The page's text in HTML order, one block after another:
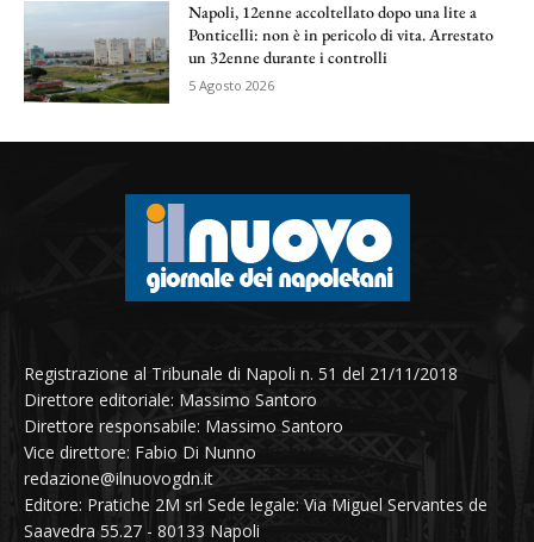
Napoli, 12enne accoltellato dopo una lite a
Ponticelli: non è in pericolo di vita. Arrestato
un 32enne durante i controlli
5 Agosto 2026
Registrazione al Tribunale di Napoli n. 51 del 21/11/2018
Direttore editoriale: Massimo Santoro
Direttore responsabile: Massimo Santoro
Vice direttore: Fabio Di Nunno
redazione@ilnuovogdn.it
Editore: Pratiche 2M srl Sede legale: Via Miguel Servantes de
Saavedra 55.27 - 80133 Napoli